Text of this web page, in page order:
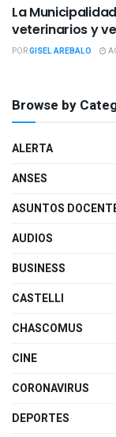
La
veterinarios y
PORGISEL AREBALO
Browse by
ALERTA
ANSES
ASUNTOS
AUDIOS
BUSINESS
CASTELLI
CHASCOMUS
CINE
CORONAVIRUS
DEPORTES